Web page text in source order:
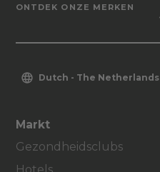
ONTDEK ONZE MERKEN
Dutch - The Netherlands
Markt
Gezondheidsclubs
Hotels